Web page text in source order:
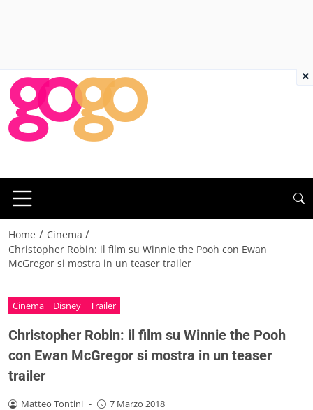
Home / Cinema /
Christopher Robin: il film su Winnie the Pooh con Ewan
McGregor si mostra in un teaser trailer
Cinema Disney Trailer
Christopher Robin: il film su Winnie the Pooh
con Ewan McGregor si mostra in un teaser
trailer
Matteo Tontini - 7 Marzo 2018
×